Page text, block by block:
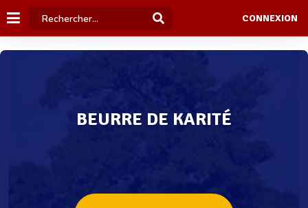
CONNEXION
BEURRE DE KARITÉ